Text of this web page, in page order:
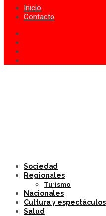
Inicio
Contacto
Sociedad
Regionales
Turismo
Nacionales
Cultura y espectáculos
Salud